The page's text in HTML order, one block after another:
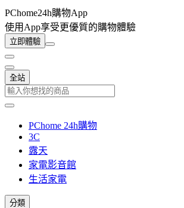
PChome24h購物App
使用App享受更優質的購物體驗
立即體驗
全站
PChome 24h購物
3C
露天
家電影音館
生活家電
分類